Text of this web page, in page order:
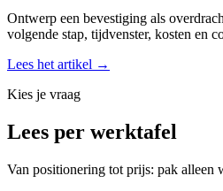
Ontwerp een bevestiging als
volgende stap, tijdvenster, kosten en
Lees het artikel →
Kies je vraag
Lees per werktafel
Van positionering tot prijs: pak alleen